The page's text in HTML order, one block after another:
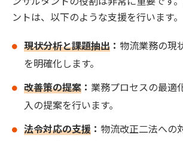
ントは、以下のような支援を行います。
現状分析と課題抽出 ： 物流業務の現
を明確化します。
改善策の提案 ： 業務プロセスの最適
入の提案を行います。
法令対応の支援 ： 物流改正二法への